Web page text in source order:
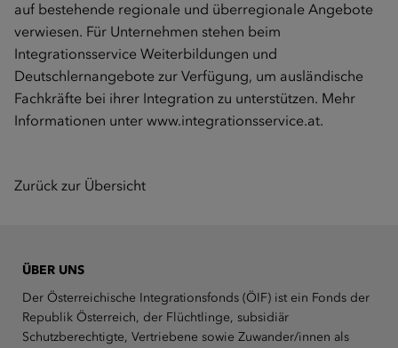
auf bestehende regionale und überregionale Angebote
verwiesen. Für Unternehmen stehen beim
Integrationsservice Weiterbildungen und
Deutschlernangebote zur Verfügung, um ausländische
Fachkräfte bei ihrer Integration zu unterstützen. Mehr
Informationen unter www.integrationsservice.at.
Zurück zur Übersicht
ÜBER UNS
Der Österreichische Integrationsfonds (ÖIF) ist ein Fonds der
Republik Österreich, der Flüchtlinge, subsidiär
Schutzberechtigte, Vertriebene sowie Zuwander/innen als